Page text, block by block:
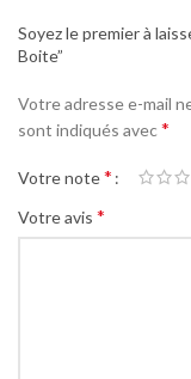
Soyez le premier à
Boite”
Votre adresse e-mail
sont indiqués avec*
Votre note*
Votre avis *